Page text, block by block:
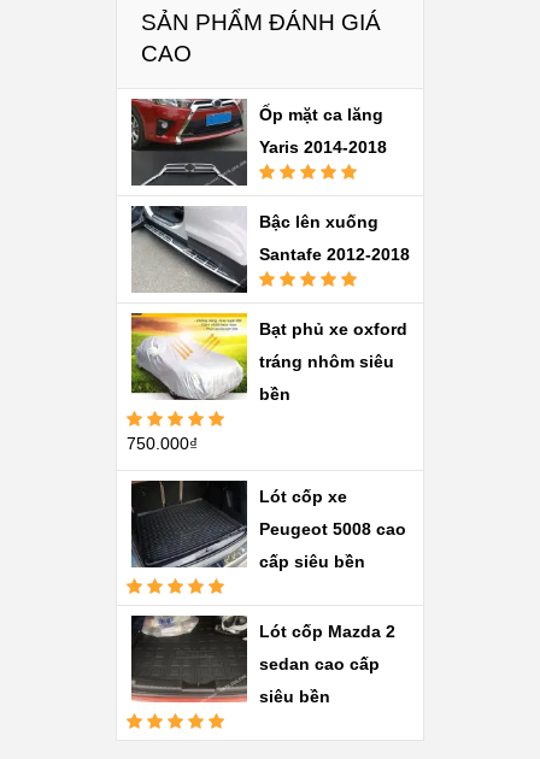
SẢN PHẨM ĐÁNH GIÁ
CAO
Ốp mặt ca lăng
Yaris 2014-2018
Được xếp
hạng5.00
5
sao
Bậc lên xuống
Santafe 2012-2018
Được xếp
hạng 5.00
sao
Bạt phủ xe oxford
tráng nhôm siêu
bền
Được xếp
sao
750.000₫
Lót cốp xe
Peugeot 5008 cao
cấp siêu bền
Được xếp
hạng5.00 5
sao
Lót cốp Mazda 2
sedan cao cấp
siêu bền
Được xếp